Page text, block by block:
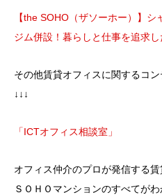
【the SOHO（ザソーホー）】
ジム併設！暮らしと仕事を追求
その他賃貸オフィスに関するコ
↓↓↓
「ICTオフィス相談室」
オフィス仲介のプロが発信する
ＳＯＨＯマンションのすべてがわ